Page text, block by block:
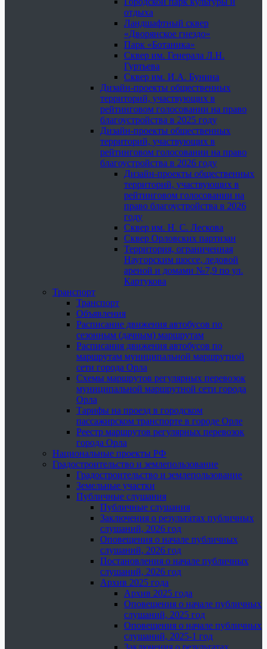
отдыха
Ландшафтный сквер
«Дворянское гнездо»
Парк «Ботаника»
Сквер им. Генерала Л.Н.
Гуртьева
Сквер им. И.А. Бунина
Дизайн-проекты общественных
территорий, участвующих в
рейтинговом голосовании на право
благоустройства в 2025 году
Дизайн-проекты общественных
территорий, участвующих в
рейтинговом голосовании на право
благоустройства в 2026 году
Дизайн-проекты общественных
территорий, участвующих в
рейтинговом голосовании на
право благоустройства в 2026
году
Сквер им. Н. С. Лескова
Сквер Орловских партизан
Территория, ограниченная
Наугорским шоссе, ледовой
ареной и домами №7,9 по ул.
Картукова
Транспорт
Транспорт
Объявления
Расписание движения автобусов по
сезонным (дачным) маршрутам
Расписания движения автобусов по
маршрутам муниципальной маршрутной
сети города Орла
Схемы маршрутов регулярных перевозок
муниципальной маршрутной сети города
Орла
Тарифы на проезд в городском
пассажирском транспорте в городе Орле
Реестр маршрутов регулярных перевозок
города Орла
Национальные проекты РФ
Градостроительство и землепользование
Градостроительство и землепользование
Земельные участки
Публичные слушания
Публичные слушания
Заключения о результатах публичных
слушаний, 2026 год
Оповещения о начале публичных
слушаний, 2026 год
Постановления о начале публичных
слушаний, 2026 год
Архив 2025 года
Архив 2025 года
Оповещения о начале публичных
слушаний, 2025 год
Оповещения о начале публичных
слушаний, 2025-1 год
Заключения о результатах